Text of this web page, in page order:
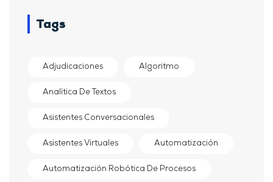
Tags
Adjudicaciones Algoritmo
Analítica De Textos
Asistentes Conversacionales
Asistentes Virtuales Automatización
Automatización Robótica De Procesos